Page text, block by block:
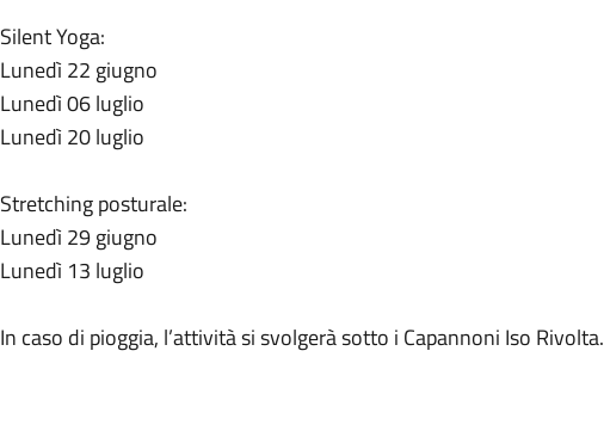
Silent Yoga:
Lunedì 22 giugno
Lunedì 06 luglio
Lunedì 20 luglio
Stretching posturale:
Lunedì 29 giugno
Lunedì 13 luglio
In caso di pioggia, l’attività si svolgerà sotto i Capannoni Iso Rivolta.